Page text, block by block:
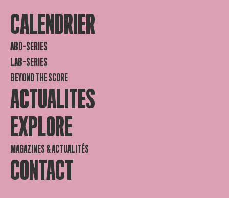
CALENDRIER
ABO-SERIES
LAB-SERIES
BEYOND THE SCORE
ACTUALITES
EXPLORE
MAGAZINES & ACTUALITÉS
CONTACT